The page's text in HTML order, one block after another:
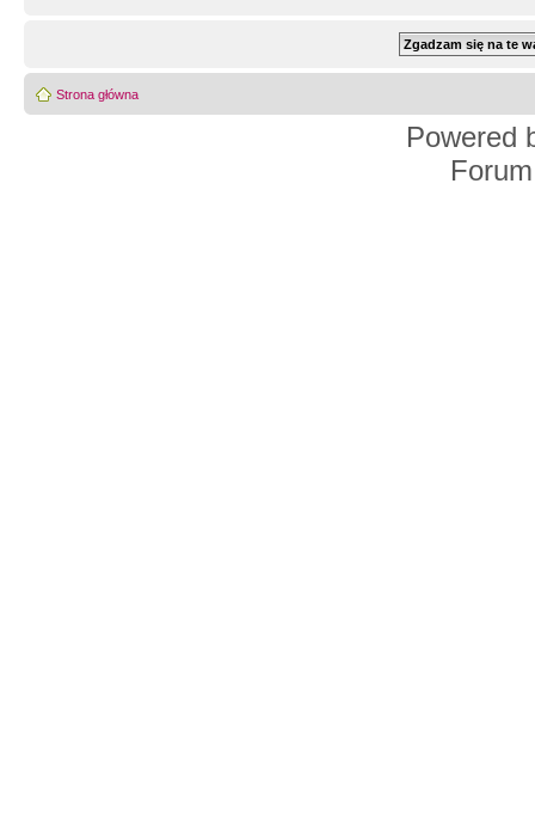
Strona główna
Powered